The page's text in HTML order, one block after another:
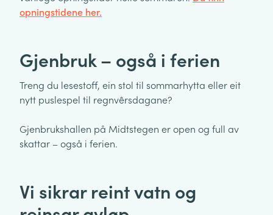
opningstidene her.
Gjenbruk – også i ferien
Treng du lesestoff, ein stol til sommarhytta eller eit
nytt puslespel til regnvêrsdagane?
Gjenbrukshallen på Midtstegen er open og full av
skattar – også i ferien.
Vi sikrar reint vatn og